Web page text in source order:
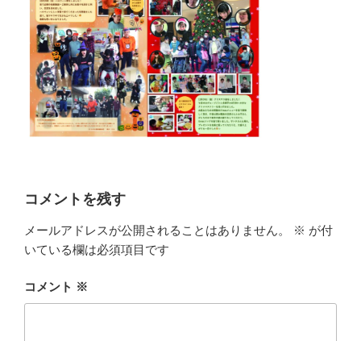
コメントを残す
メールアドレスが公開されることはありません。 ※ が付
いている欄は必須項目です
コメント ※